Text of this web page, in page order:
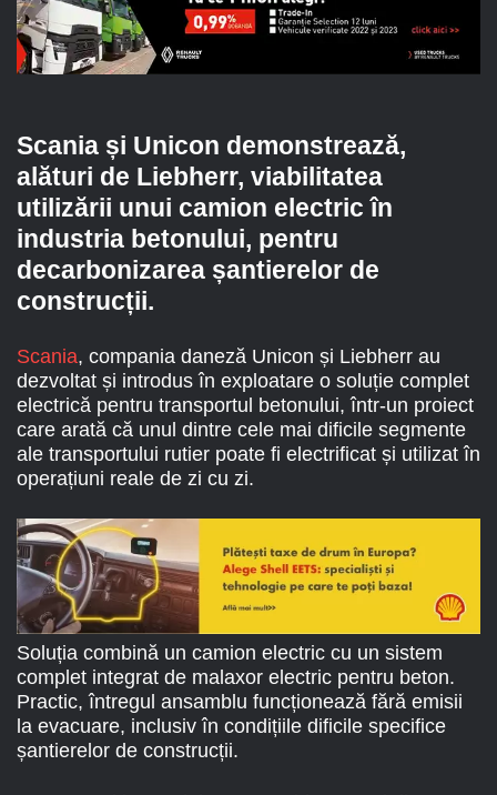
Scania și Unicon demonstrează,
alături de Liebherr, viabilitatea
utilizării unui camion electric în
industria betonului, pentru
decarbonizarea șantierelor de
construcții.
Scania, compania daneză Unicon și Liebherr au
dezvoltat și introdus în exploatare o soluție complet
electrică pentru transportul betonului, într-un proiect
care arată că unul dintre cele mai dificile segmente
ale transportului rutier poate fi electrificat și utilizat în
operațiuni reale de zi cu zi.
Soluția combină un camion electric cu un sistem
complet integrat de malaxor electric pentru beton.
Practic, întregul ansamblu funcționează fără emisii
la evacuare, inclusiv în condițiile dificile specifice
șantierelor de construcții.